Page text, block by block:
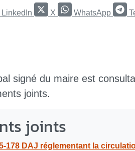
LinkedIn X WhatsApp
signé du maire est
joints.
joints
la circulation et le stationnement, dans le cadre d’opération de